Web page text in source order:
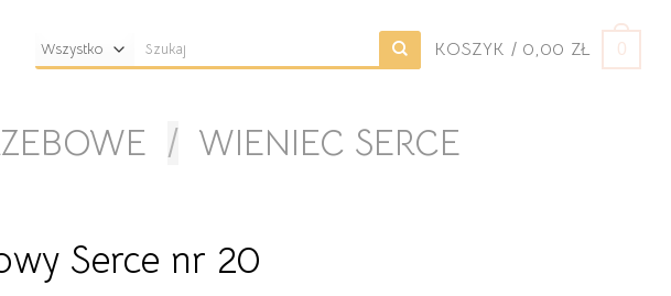
Szukaj:
KOSZYK / 0,00 ZŁ 0
/ WIENIEC SERCE
Serce nr 20